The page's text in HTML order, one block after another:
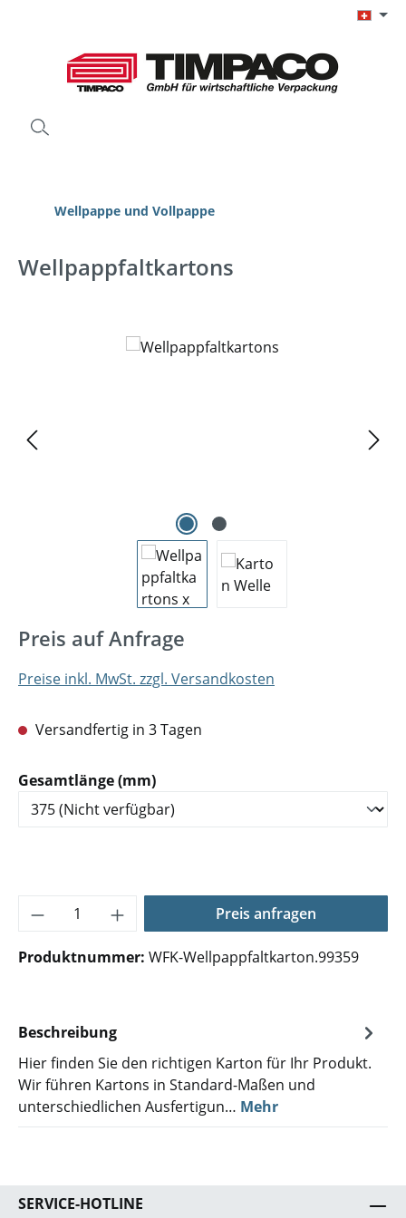
Wellpappe und Vollpappe
Wellpappfaltkartons
Bildergalerie überspringen
Preis auf Anfrage
Preise inkl. MwSt. zzgl. Versandkosten
Versandfertig in 3 Tagen
Gesamtlänge (mm)auswählen
Produkt Anzahl: Gib den gewünschten
Preis anfragen
Produktnummer: WFK-Wellpappfaltkarton.99359
Beschreibung
Hier finden Sie den richtigen Karton für Ihr Produkt.
Wir führen Kartons in Standard-Maßen und
unterschiedlichen Ausfertigun… Mehr
SERVICE-HOTLINE